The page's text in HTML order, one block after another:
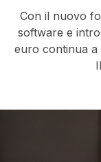
Con il nuovo
software e
euro continua a